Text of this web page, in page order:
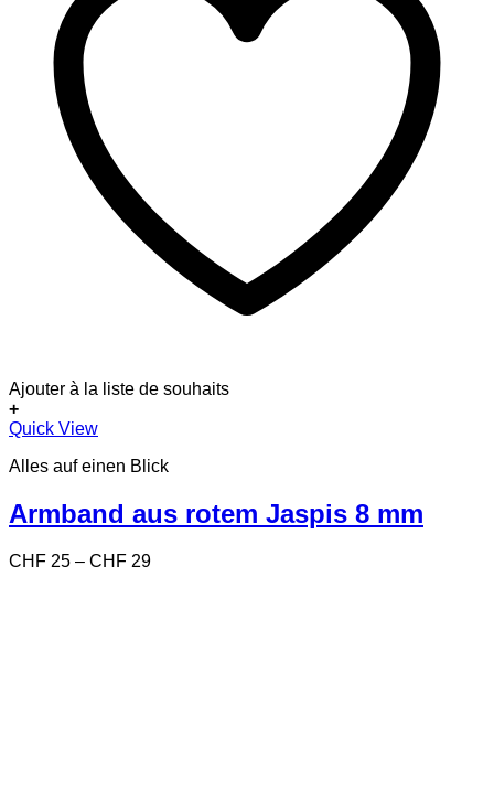
Ajouter à la liste de souhaits
+
Dieses
weist
Varianten
auf.
Optionen
Quick View
Alles auf einen Blick
Armband aus rotem Jaspis 8 mm
CHF 25 – CHF 29Preisspanne: